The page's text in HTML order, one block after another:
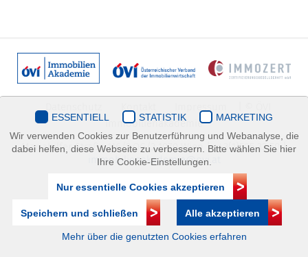
Immobilienakademie
Mariahilfer Straße 116/2.OG/2 1070 Wien | +43(1)505 32 50 |
immobilienakademie@ovi.at
ESSENTIELL STATISTIK
MARKETING
Wir verwenden Cookies zur Benutzerführung und Webanalyse, die
dabei helfen, diese Webseite zu verbessern. Bitte wählen Sie hier
Ihre Cookie-Einstellungen.
Nur essentielle Cookies akzeptieren
Speichern und schließen Alle akzeptieren
Mehr über die genutzten Cookies erfahren